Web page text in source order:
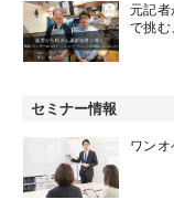
元記
で挑
セミナー情報
ワン